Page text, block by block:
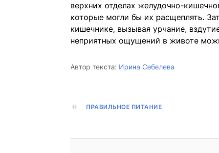
верхних отделах желудочно-
которые могли бы их расщеплять.
кишечнике, вызывая урчание,
неприятных ощущений в животе
Автор текста: Ирина Себелева
ПРАВИЛЬНОЕ ПИТАНИЕ